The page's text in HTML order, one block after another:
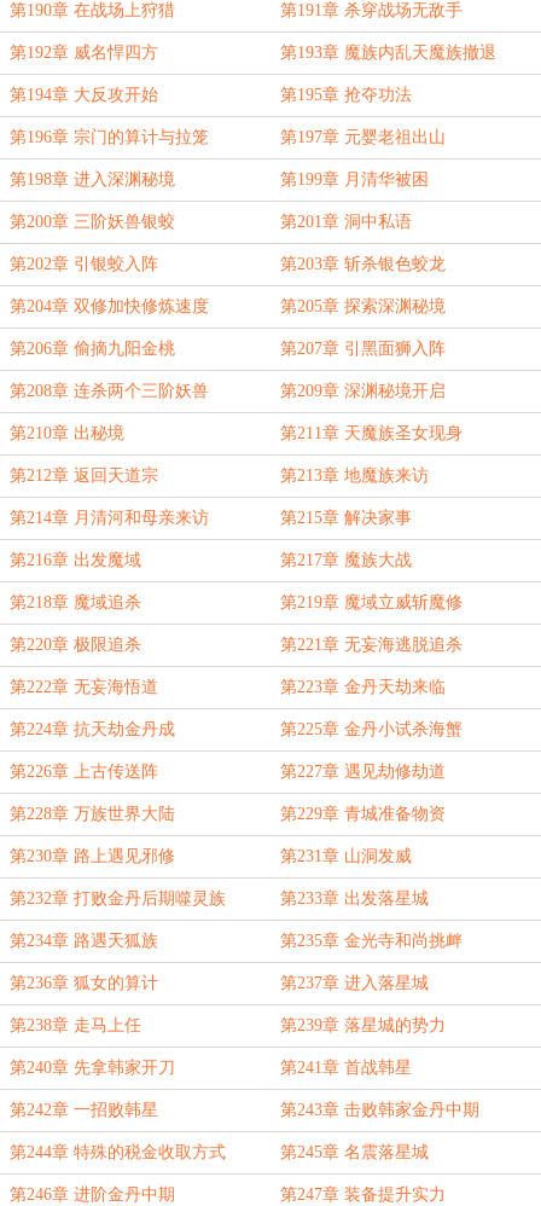
第190章 在战场上狩猎 第191章 杀穿战场无敌手
第192章 威名悍四方 第193章 魔族内乱天魔族撤退
第194章 大反攻开始 第195章 抢夺功法
第196章 宗门的算计与拉笼 第197章 元婴老祖出山
第198章 进入深渊秘境 第199章 月清华被困
第200章 三阶妖兽银蛟 第201章 洞中私语
第202章 引银蛟入阵 第203章 斩杀银色蛟龙
第204章 双修加快修炼速度 第205章 探索深渊秘境
第206章 偷摘九阳金桃 第207章 引黑面狮入阵
第208章 连杀两个三阶妖兽 第209章 深渊秘境开启
第210章 出秘境 第211章 天魔族圣女现身
第212章 返回天道宗 第213章 地魔族来访
第214章 月清河和母亲来访 第215章 解决家事
第216章 出发魔域 第217章 魔族大战
第218章 魔域追杀 第219章 魔域立威斩魔修
第220章 极限追杀 第221章 无妄海逃脱追杀
第222章 无妄海悟道 第223章 金丹天劫来临
第224章 抗天劫金丹成 第225章 金丹小试杀海蟹
第226章 上古传送阵 第227章 遇见劫修劫道
第228章 万族世界大陆 第229章 青城准备物资
第230章 路上遇见邪修 第231章 山洞发威
第232章 打败金丹后期噬灵族 第233章 出发落星城
第234章 路遇天狐族 第235章 金光寺和尚挑衅
第236章 狐女的算计 第237章 进入落星城
第238章 走马上任 第239章 落星城的势力
第240章 先拿韩家开刀 第241章 首战韩星
第242章 一招败韩星 第243章 击败韩家金丹中期
第244章 特殊的税金收取方式 第245章 名震落星城
第246章 进阶金丹中期 第247章 装备提升实力